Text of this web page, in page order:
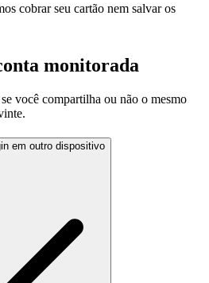
cobrar seu cartão nem salvar os
monitorada
você compartilha ou não o mesmo
em outro dispositivo